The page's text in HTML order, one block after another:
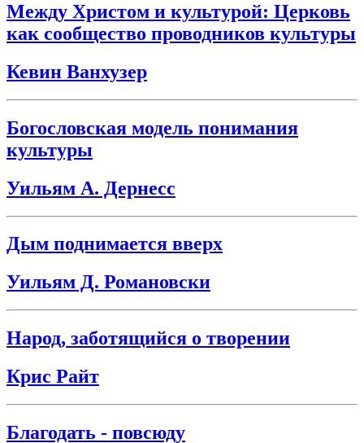
Между Христом и культурой: Церковь
как сообщество проводников культуры
Кевин Ванхузер
Богословская модель понимания
культуры
Уильям А. Дернесс
Дым поднимается вверх
Уильям Д. Романовски
Народ, заботящийся о творении
Крис Райт
Благодать - повсюду